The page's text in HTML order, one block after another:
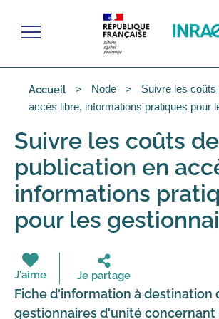
Menu
Accueil Node
Suivre les coûts
accès libre, informations pratiques pour
Suivre les coûts de
publication en
informations
pour les
J'aime Je partage
Fiche d'information à destination
gestionnaires d'unité concernant
Cookies management panel